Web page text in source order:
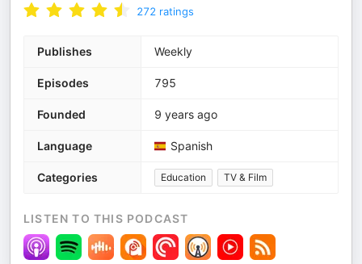
272 ratings
Publishes Weekly
Episodes 795
Founded 9 years ago
Language Spanish
Categories Education TV & Film
LISTEN TO THIS PODCAST